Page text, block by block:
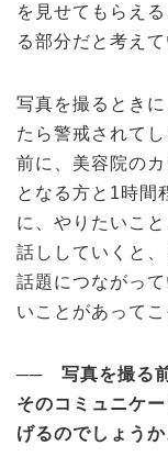
を見せてもらえ
る部分だと考えて
写真を撮るとき
たら警戒されて
前に、美容院の
となる方と1時間
に、やりたいこ
話ししていくと
話題につながっ
いことがあってこ
── 写真を撮る前
そのコミュニケ
げるのでしょうか